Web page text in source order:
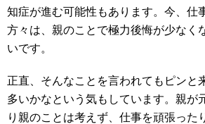
知症が進む可能性もあります。今、仕
方々は、親のことで極力後悔が少なく
いです。
正直、そんなことを言われてもピンと
多いかなという気もしています。親が
り親のことは考えず、仕事を頑張った